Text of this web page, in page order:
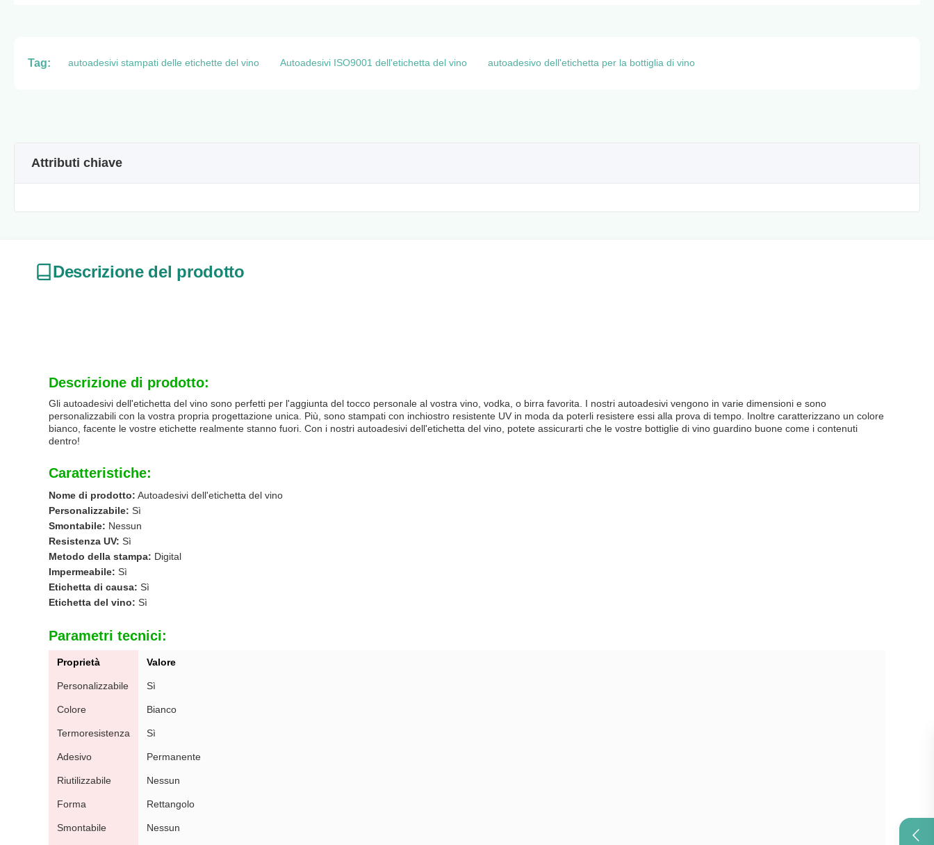
Tag: autoadesivi stampati delle etichette del vino Autoadesivi ISO9001 dell'etichetta del vino autoadesivo dell'etichetta per la bottiglia di vino
Attributi chiave
Descrizione del prodotto
Descrizione di prodotto:
Gli autoadesivi dell'etichetta del vino sono perfetti per l'aggiunta del tocco personale al vostra vino, vodka, o birra favorita. I nostri autoadesivi vengono in varie dimensioni e sono
personalizzabili con la vostra propria progettazione unica. Più, sono stampati con inchiostro resistente UV in moda da poterli resistere essi alla prova di tempo. Inoltre caratterizzano un colore
bianco, facente le vostre etichette realmente stanno fuori. Con i nostri autoadesivi dell'etichetta del vino, potete assicurarti che le vostre bottiglie di vino guardino buone come i contenuti
dentro!
Caratteristiche:
Nome di prodotto: Autoadesivi dell'etichetta del vino
Personalizzabile: Sì
Smontabile: Nessun
Resistenza UV: Sì
Metodo della stampa: Digital
Impermeabile: Sì
Etichetta di causa: Sì
Etichetta del vino: Sì
Parametri tecnici:
Proprietà Valore
Personalizzabile Sì
Colore Bianco
Termoresistenza Sì
Adesivo Permanente
Riutilizzabile Nessun
Forma Rettangolo
Smontabile Nessun